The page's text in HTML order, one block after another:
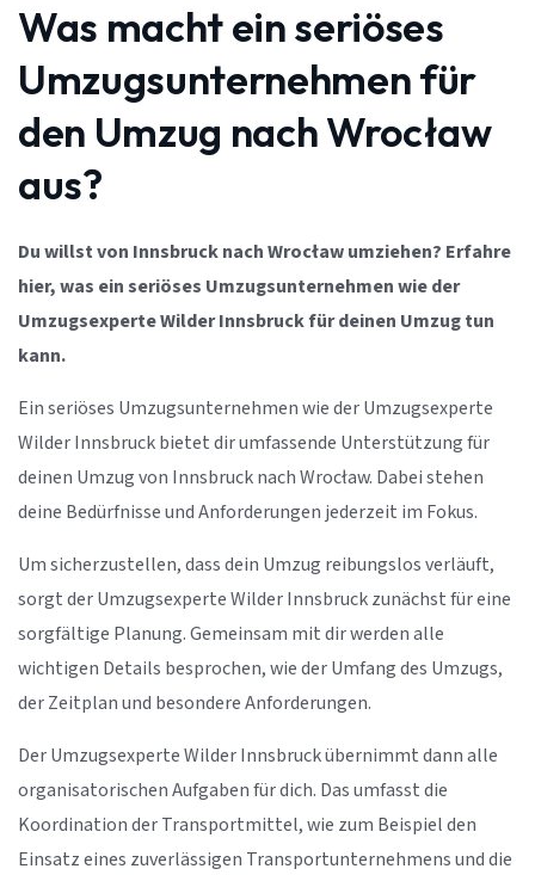
Was macht ein seriöses
Umzugsunternehmen für
den Umzug nach Wrocław
aus?
Du willst von Innsbruck nach Wrocław umziehen? Erfahre
hier, was ein seriöses Umzugsunternehmen wie der
Umzugsexperte Wilder Innsbruck für deinen Umzug tun
kann.
Ein seriöses Umzugsunternehmen wie der Umzugsexperte
Wilder Innsbruck bietet dir umfassende Unterstützung für
deinen Umzug von Innsbruck nach Wrocław. Dabei stehen
deine Bedürfnisse und Anforderungen jederzeit im Fokus.
Um sicherzustellen, dass dein Umzug reibungslos verläuft,
sorgt der Umzugsexperte Wilder Innsbruck zunächst für eine
sorgfältige Planung. Gemeinsam mit dir werden alle
wichtigen Details besprochen, wie der Umfang des Umzugs,
der Zeitplan und besondere Anforderungen.
Der Umzugsexperte Wilder Innsbruck übernimmt dann alle
organisatorischen Aufgaben für dich. Das umfasst die
Koordination der Transportmittel, wie zum Beispiel den
Einsatz eines zuverlässigen Transportunternehmens und die